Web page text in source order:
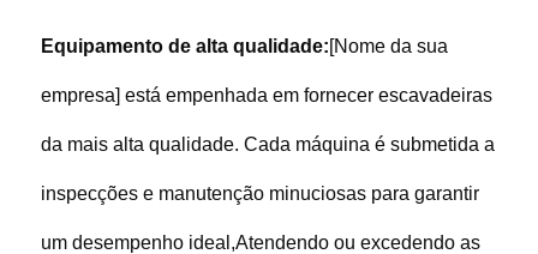
Equipamento de alta qualidade:[Nome da sua
empresa] está empenhada em fornecer escavadeiras
da mais alta qualidade. Cada máquina é submetida a
inspecções e manutenção minuciosas para garantir
um desempenho ideal,Atendendo ou excedendo as